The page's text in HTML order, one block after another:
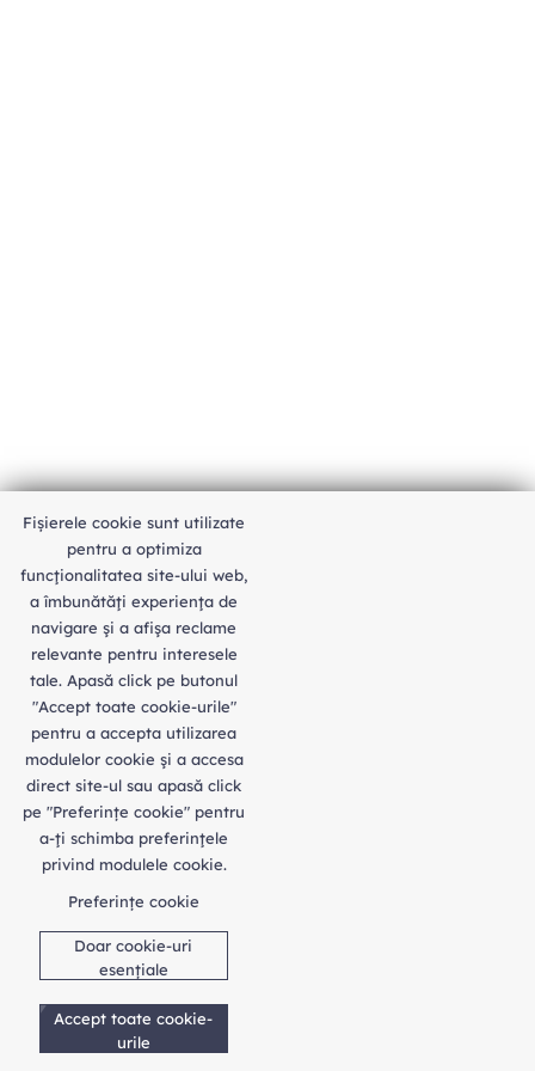
An unexpected error has occurred
Fișierele cookie sunt utilizate
pentru a optimiza
funcţionalitatea site-ului web,
a îmbunătăţi experienţa de
navigare şi a afişa reclame
relevante pentru interesele
tale. Apasă click pe butonul
"Accept toate cookie-urile"
pentru a accepta utilizarea
modulelor cookie şi a accesa
direct site-ul sau apasă click
pe "Preferințe cookie" pentru
a-ţi schimba preferinţele
privind modulele cookie.
Preferințe cookie
Doar cookie-uri
esențiale
Accept toate cookie-
urile